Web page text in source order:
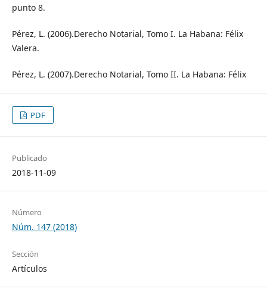
punto 8.
Pérez, L. (2006).Derecho Notarial, Tomo I. La Habana: Félix
Valera.
Pérez, L. (2007).Derecho Notarial, Tomo II. La Habana: Félix
PDF
Publicado
2018-11-09
Número
Núm. 147 (2018)
Sección
Artículos